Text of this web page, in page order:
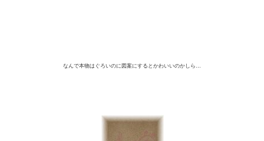
なんで本物はぐろいのに図案にするとかわいいのかしら…